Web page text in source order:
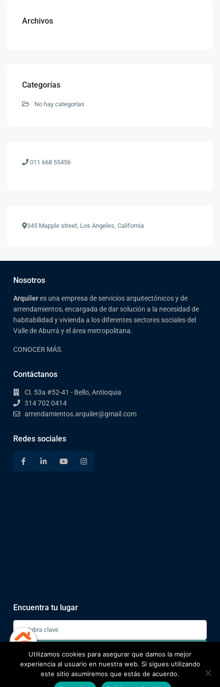
Archivos
Categorías
No hay categorías
011 668 55456
345 Mapple street, Los Angeles, California
Nosotros
Arqui leres una empresa de servicios arquitectónicos y de
arrendamientos, encargada de dar solución a la necesidad de
habitabilidad y vivienda a los diferentes sectores sociales del
Valle de Aburrá y el área metropolitana.
CONOCER MÁS.
Contáctanos
Cl. 53a #52-41 - Bello, Antioquia
314 702 0414
arrendamientos.arquiler@gmail.com
Redes sociales
Encuentra tu lugar
Utilizamos cookies para asegurar que damos la mejor
experiencia al usuario en nuestra web. Si sigues utilizando
este sitio asumiremos que estás de acuerdo.